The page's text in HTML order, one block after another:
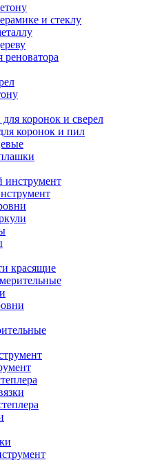
и стеклу
реноватора
коронок и сверел
коронок и пил
красящие